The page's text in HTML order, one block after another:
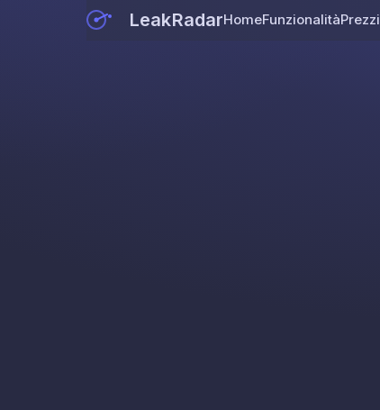
LeakRadarHomeFunzionalitàPrezzi